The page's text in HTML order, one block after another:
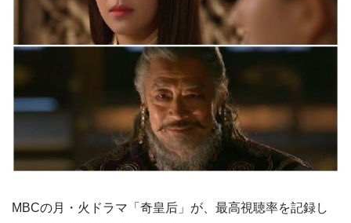
MBCの月・火ドラマ「奇皇后」が、最高視聴率を記録し